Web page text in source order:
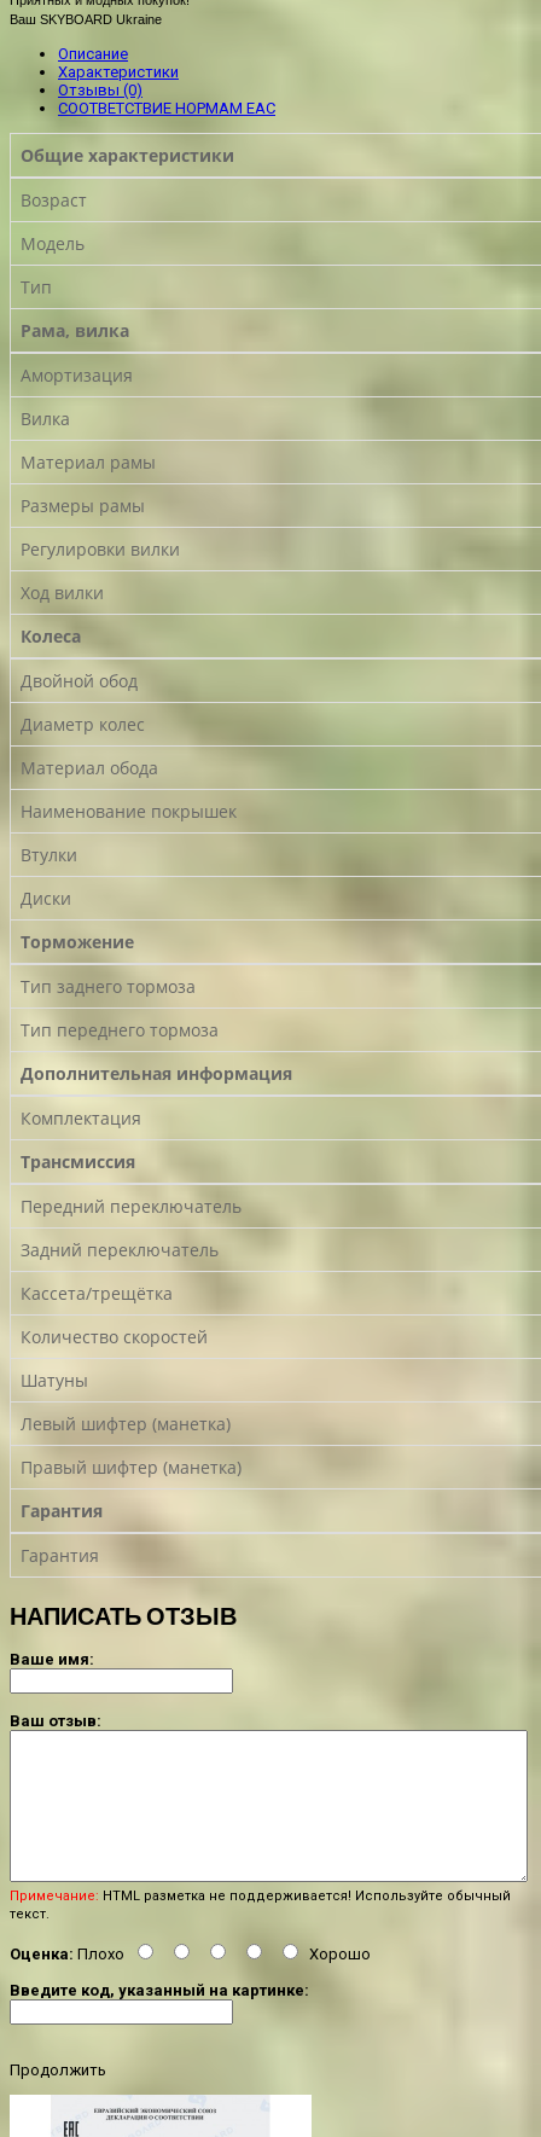
Ваш SKYBOARD Ukraine
Описание
Характеристики
Отзывы (0)
СООТВЕТСТВИЕ НОРМАМ EAC
Общие характеристики
Возраст
Модель
Тип
Рама, вилка
Амортизация
Вилка
Материал рамы
Размеры рамы
Регулировки вилки
Ход вилки
Колеса
Двойной обод
Диаметр колес
Материал обода
Наименование покрышек
Втулки
Диски
Торможение
Тип заднего тормоза
Тип переднего тормоза
Дополнительная информация
Комплектация
Трансмиссия
Передний переключатель
Задний переключатель
Кассета/трещётка
Количество скоростей
Шатуны
Левый шифтер (манетка)
Правый шифтер (манетка)
Гарантия
Гарантия
НАПИСАТЬ ОТЗЫВ
Ваше имя:
Ваш отзыв:
Примечание: HTML разметка не поддерживается! Используйте обычный
текст.
Оценка: Плохо
Хорошо
Введите код, указанный на картинке:
Продолжить